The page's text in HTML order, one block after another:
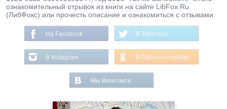
ознакомительный отрывок из книги на сайте LibFox.Ru
(ЛибФокс) или прочесть описание и ознакомиться с отзывами.
На Facebook В Твиттере
В Instagram В Одноклассниках
Мы Вконтакте